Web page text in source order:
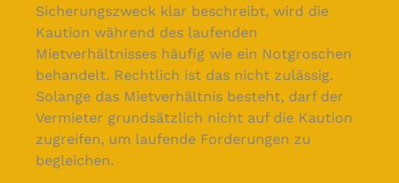
Sicherungszweck klar beschreibt, wird die
Kaution während des laufenden
Mietverhältnisses häufig wie ein Notgroschen
behandelt. Rechtlich ist das nicht zulässig.
Solange das Mietverhältnis besteht, darf der
Vermieter grundsätzlich nicht auf die Kaution
zugreifen, um laufende Forderungen zu
begleichen.